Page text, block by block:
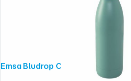
Emsa Bludrop Color 0,7 L petrol